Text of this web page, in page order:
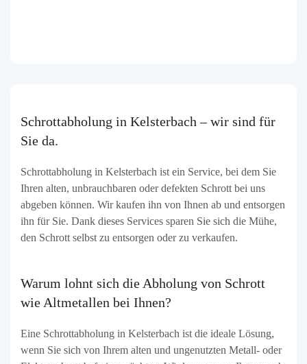
Schrottabholung in Kelsterbach – wir sind für
Sie da.
Schrottabholung in Kelsterbach ist ein Service, bei dem Sie
Ihren alten, unbrauchbaren oder defekten Schrott bei uns
abgeben können. Wir kaufen ihn von Ihnen ab und entsorgen
ihn für Sie. Dank dieses Services sparen Sie sich die Mühe,
den Schrott selbst zu entsorgen oder zu verkaufen.
Warum lohnt sich die Abholung von Schrott
wie Altmetallen bei Ihnen?
Eine Schrottabholung in Kelsterbach ist die ideale Lösung,
wenn Sie sich von Ihrem alten und ungenutzten Metall- oder